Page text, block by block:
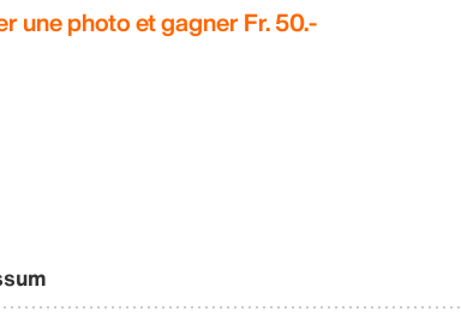
une photo et gagner Fr. 50.-